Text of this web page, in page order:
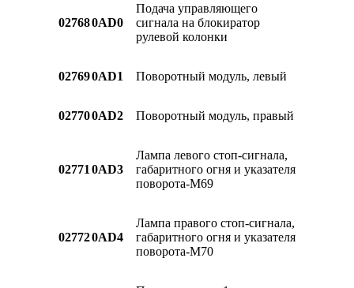
027680AD0
Подача управляющего
сигнала на блокиратор
рулевой колонки
027690AD1 Поворотный модуль, левый
027700AD2 Поворотный модуль, правый
02771 0AD3
Лампа левого стоп-сигнала,
габаритного огня и указателя
поворота-M69
027720AD4
Лампа правого стоп-сигнала,
габаритного огня и указателя
поворота-M70